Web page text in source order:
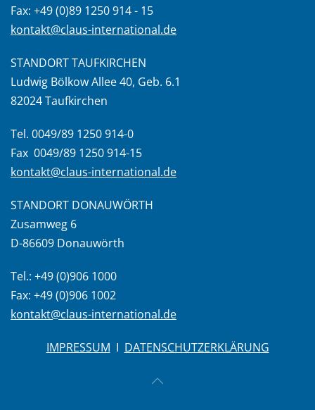
Fax: +49 (0)89 1250 914 - 15
kontakt@claus-international.de
STANDORT TAUFKIRCHEN
Ludwig Bölkow Allee 40, Geb. 6.1
82024 Taufkirchen
Tel. 0049/89 1250 914-0
Fax 0049/89 1250 914-15
kontakt@claus-international.de
STANDORT DONAUWÖRTH
Zusamweg 6
D-86609 Donauwörth
Tel.: +49 (0)906 1000
Fax: +49 (0)906 1002
kontakt@claus-international.de
IMPRESSUM I DATENSCHUTZERKLÄRUNG